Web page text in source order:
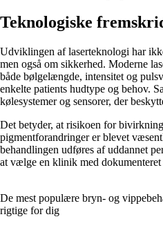
Teknologiske
Udviklingen af laserteknologi har
men også om sikkerhed. Moderne
både bølgelængde, intensitet og
enkelte patients hudtype og behov.
kølesystemer og sensorer, der
Det betyder, at risikoen for
pigmentforandringer er blevet
behandlingen udføres af uddannet
at vælge en klinik med
De mest populære bryn- og
rigtige for dig